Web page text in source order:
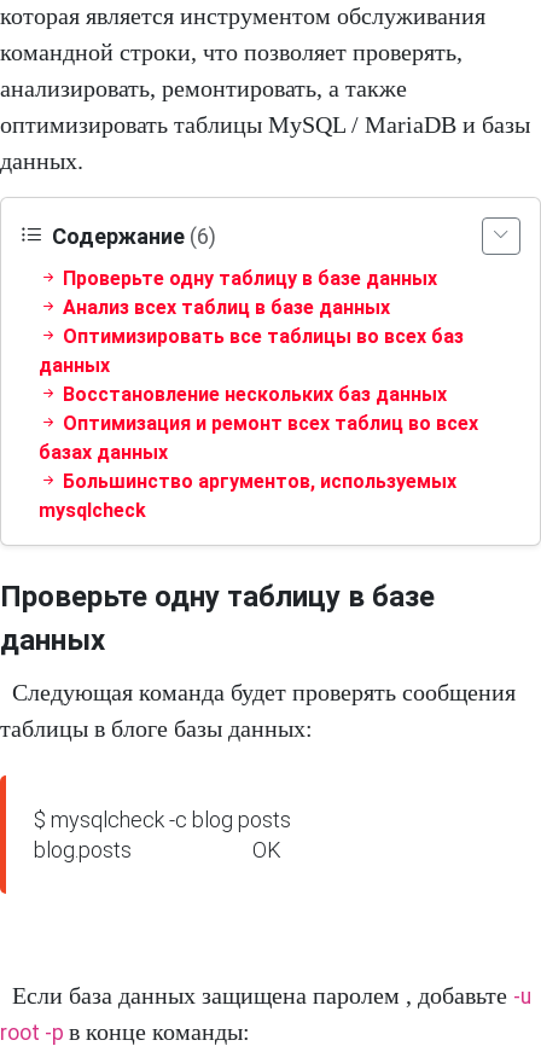
которая является инструментом обслуживания
командной строки, что позволяет проверять,
анализировать, ремонтировать, а также
оптимизировать таблицы MySQL / MariaDB и базы
данных.
Содержание (6)
Проверьте одну таблицу в базе данных
Анализ всех таблиц в базе данных
Оптимизировать все таблицы во всех баз
данных
Восстановление нескольких баз данных
Оптимизация и ремонт всех таблиц во всех
базах данных
Большинство аргументов, используемых
mysqlcheck
Проверьте одну таблицу в базе
данных
Следующая команда будет проверять сообщения
таблицы в блоге базы данных:
$ mysqlcheck -c blog posts
blog.posts                         OK
Если база данных защищена паролем , добавьте -u
root -p в конце команды: